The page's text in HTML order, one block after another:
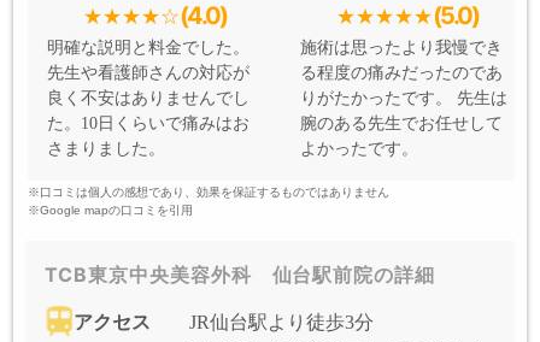
(4.0)
明確な説明と料金でした。
先生や看護師さんの対応が
良く不安はありませんでし
た。10日くらいで痛みはお
さまりました。
(5.0)
施術は思ったより我慢でき
る程度の痛みだったのであ
りがたかったです。 先生は
腕のある先生でお任せして
よかったです。
※口コミは個人の感想であり、効果を保証するものではありません
※Google mapの口コミを引用
TCB東京中央美容外科 仙台駅前院の詳細
アクセス JR仙台駅より徒歩3分